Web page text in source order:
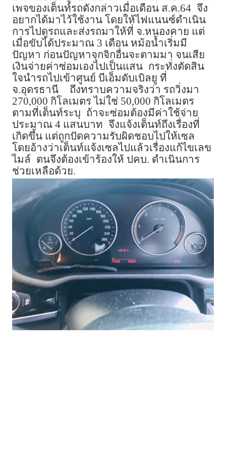
เพจของเต็นท์รถดังกล่าวเมื่อเดือน ส.ค.64 จึง
อยากได้มาไว้ใช้งาน โดยให้ไฟแนนซ์ดำเนิน
การไปดูรถและส่งรถมาให้ที่ จ.หนองคาย แต่
เมื่อขับได้ประมาณ 3 เดือน หม้อน้ำเริ่มมี
ปัญหา ก่อนปัญหาจุกจิกอื่นจะตามมา จนเสีย
เงินจ่ายค่าซ่อมเองไปเป็นแสน กระทั่งตัดสิน
ใจนำรถไปเข้าศูนย์ บีเอ็มดับเบิลยู ที่
จ.อุดรธานี
ถึงทราบความจริงว่า รถวิ่งมา
270,000 กิโลเมตร ไม่ใช่ 50,000 กิโลเมตร
ตามที่เต็นท์ระบุ ถ้าจะซ่อมต้องมีค่าใช้จ่าย
ประมาณ 4 แสนบาท จึงแจ้งเต็นท์ถึงเรื่องที่
เกิดขึ้น แต่ถูกปัดความรับผิดชอบไปให้เซล
โดยอ้างว่าเต็นท์แจ้งเซลไปแล้วเรื่องแก้ไขเลข
ไมล์
ตนจึงต้องเข้าร้องให้ ปคบ. ดำเนินการ
ช่วยเหลือด้วย.